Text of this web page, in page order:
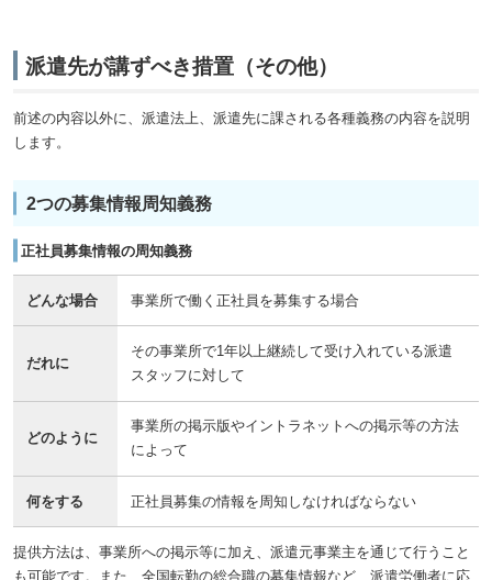
派遣先が講ずべき措置（その他）
前述の内容以外に、派遣法上、派遣先に課される各種義務の内容を説明
します。
2つの募集情報周知義務
正社員募集情報の周知義務
どんな場合 事業所で働く正社員を募集する場合
だれに
その事業所で1年以上継続して受け入れている派遣
スタッフに対して
どのように
事業所の掲示版やイントラネットへの掲示等の方法
によって
何をする 正社員募集の情報を周知しなければならない
提供方法は、事業所への掲示等に加え、派遣元事業主を通じて行うこと
も可能です。また、全国転勤の総合職の募集情報など、派遣労働者に応